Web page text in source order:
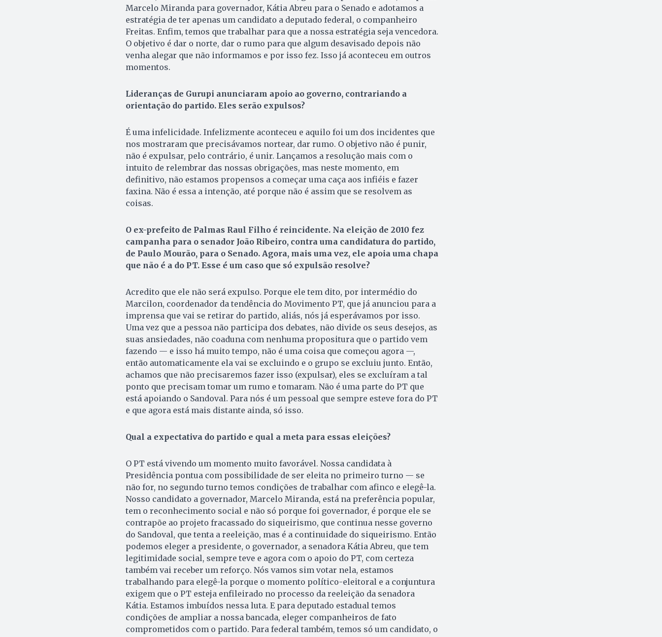
Marcelo Miranda para governador, Kátia Abreu para o Senado e adotamos a
estratégia de ter apenas um candidato a deputado federal, o companheiro
Freitas. Enfim, temos que trabalhar para que a nossa estratégia seja vencedora.
O objetivo é dar o norte, dar o rumo para que algum desavisado depois não
venha alegar que não informamos e por isso fez. Isso já aconteceu em outros
momentos.
Lideranças de Gurupi anunciaram apoio ao governo, contrariando a
orientação do partido. Eles serão expulsos?
É uma infelicidade. In­fe­lizmente aconteceu e aquilo foi um dos incidentes que
nos mostraram que precisávamos nortear, dar rumo. O objetivo não é punir,
não é expulsar, pelo contrário, é unir. Lançamos a resolução mais com o
intuito de relembrar das nossas obrigações, mas neste momento, em
definitivo, não estamos propensos a começar uma caça aos infiéis e fazer
faxina. Não é essa a intenção, até porque não é assim que se resolvem as
coisas.
O ex-prefeito de Palmas Raul Filho é reincidente. Na eleição de 2010 fez
campanha para o senador João Ribeiro, contra uma candidatura do partido,
de Paulo Mourão, para o Senado. Agora, mais uma vez, ele apoia uma chapa
que não é a do PT. Esse é um caso que só expulsão resolve?
Acredito que ele não será expulso. Porque ele tem dito, por intermédio do
Marcilon, coordenador da tendência do Movi­mento PT, que já anunciou para a
imprensa que vai se retirar do partido, aliás, nós já esperávamos por isso.
Uma vez que a pessoa não participa dos debates, não divide os seus desejos, as
suas ansiedades, não coaduna com nenhuma propositura que o partido vem
fazendo — e isso há muito tempo, não é uma coisa que começou agora —,
então automaticamente ela vai se excluindo e o grupo se excluiu junto. Então,
achamos que não precisaremos fazer isso (expulsar), eles se excluíram a tal
ponto que precisam tomar um rumo e tomaram. Não é uma parte do PT que
está apoiando o Sandoval. Para nós é um pessoal que sempre esteve fora do PT
e que agora está mais distante ainda, só isso.
Qual a expectativa do partido e qual a meta para essas eleições?
O PT está vivendo um momento muito favorável. Nossa candidata à
Presidência pontua com possibilidade de ser eleita no primeiro turno — se
não for, no segundo turno temos condições de trabalhar com afinco e elegê-la.
Nosso candidato a governador, Marcelo Miranda, está na preferência popular,
tem o reconhecimento social e não só porque foi governador, é porque ele se
contrapõe ao projeto fracassado do siqueirismo, que continua nesse governo
do Sandoval, que tenta a reeleição, mas é a continuidade do siqueirismo. Então
podemos eleger a presidente, o governador, a senadora Kátia Abreu, que tem
legitimidade social, sempre teve e agora com o apoio do PT, com certeza
também vai receber um reforço. Nós vamos sim votar nela, estamos
trabalhando para elegê-la porque o momento político-eleitoral e a conjuntura
exigem que o PT esteja enfileirado no processo da reeleição da senadora
Kátia. Estamos imbuídos nessa luta. E para deputado estadual temos
condições de ampliar a nossa bancada, eleger companheiros de fato
comprometidos com o partido. Para federal também, temos só um candidato, o